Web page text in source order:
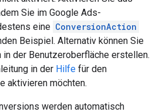
Sie im Google Ads-
eine ConversionAction
Beispiel. Alternativ können Sie
der Benutzeroberfläche erstellen.
in der Hilfe für den
aktivieren möchten.
werden automatisch